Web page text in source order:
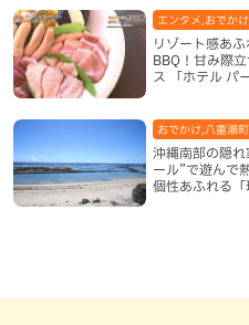
リゾート感あ
BBQ！甘み際
ス 「ホテル パ
エンタメ,おでか
沖縄南部の隠
ール”で遊んで
個性あふれる「
おでかけ,八重瀬